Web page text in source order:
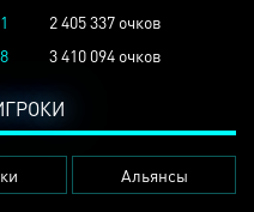
2 405 337 очков
3 410 094 очков
Альянсы